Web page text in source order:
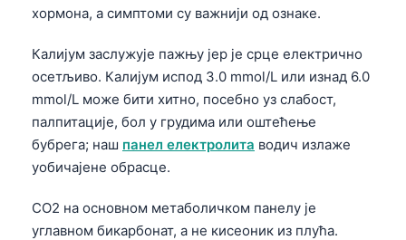
хормона, а симптоми су важнији од ознаке.
Калијум заслужује пажњу јер је срце електрично
осетљиво. Калијум испод 3.0 mmol/L или изнад 6.0
mmol/L може бити хитно, посебно уз слабост,
палпитације, бол у грудима или оштећење
бубрега; наш панел електролита водич излаже
уобичајене обрасце.
CO2 на основном метаболичком панелу је
углавном бикарбонат, а не кисеоник из плућа.
Dansk
हिन्दी
Հայերեն
Íslenska
Bosanski